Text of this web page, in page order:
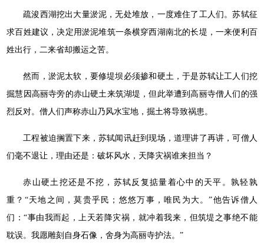
疏浚西湖挖出大量淤泥，无处堆放，一度难住了工人们。苏轼征
求百姓建议，决定用淤泥堆筑一条横穿西湖南北的长堤，一来便利百
姓出行，二来省却搬运之苦。
然而，淤泥太软，要修堤坝必须掺和硬土，于是苏轼让工人们挖
掘慧因高丽寺旁的赤山硬土来筑湖堤，但此举遭到高丽寺僧人们的强
烈反对。僧人们声称赤山乃风水宝地，掘土将导致祸患。
工程被迫搁置下来，苏轼闻讯赶到现场，道理讲了再讲，可僧人
们毫不退让，理由还是：破坏风水，天降灾祸谁来担当？
赤山硬土挖还是不挖，苏轼反复掂量着心中的天平。孰轻孰
重？“天地之间，莫贵乎民；悠悠万事，唯民为大。”他告诉僧人
们：“事由我而起，上天若降灾祸，就冲着我来，但筑堤之事绝不能
耽误。我愿雕刻自身石像，舍身为高丽寺护法。”